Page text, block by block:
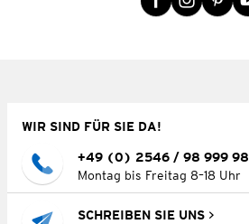
WIR SIND FÜR SIE DA!
+49 (0) 2546 / 98 999 98
Montag bis Freitag 8–18 Uhr
SCHREIBEN SIE UNS